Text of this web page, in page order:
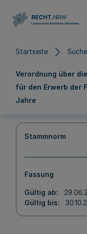
Startseite
Verordnung über
für den Erwerb der
Jahre
Stammnorm
Fassung
Gültig ab
Gültig bis